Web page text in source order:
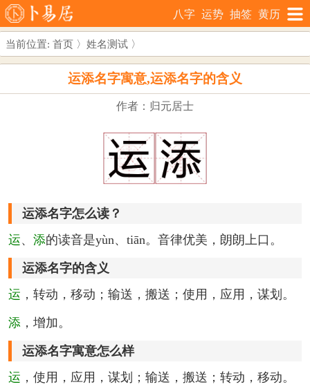
八字 运势 抽签 黄历
当前位置: 首页 〉 姓名测试 〉
运添名字寓意,运添名字的含义
作者：归元居士
运添名字怎么读？
运、 添的读音是yùn、tiān。音律优美，朗朗上口。
运添名字的含义
运 ，转动，移动；输送，搬送；使用，应用，谋划。
添 ，增加。
运添名字寓意怎么样
运 ，使用，应用，谋划；输送，搬送；转动，移动。